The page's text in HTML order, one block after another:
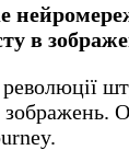
в
зображень.